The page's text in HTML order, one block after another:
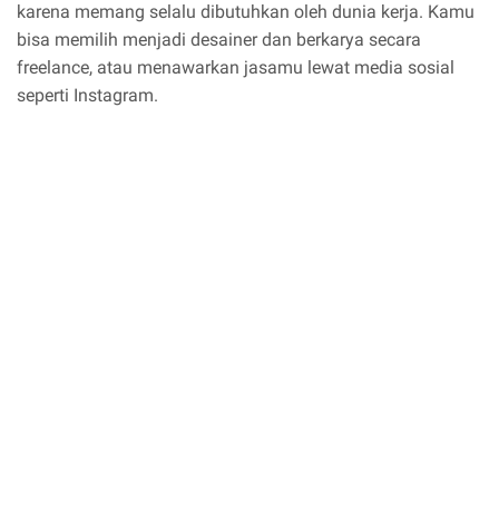
karena memang selalu dibutuhkan oleh dunia kerja. Kamu
bisa memilih menjadi desainer dan berkarya secara
freelance, atau menawarkan jasamu lewat media sosial
seperti Instagram.